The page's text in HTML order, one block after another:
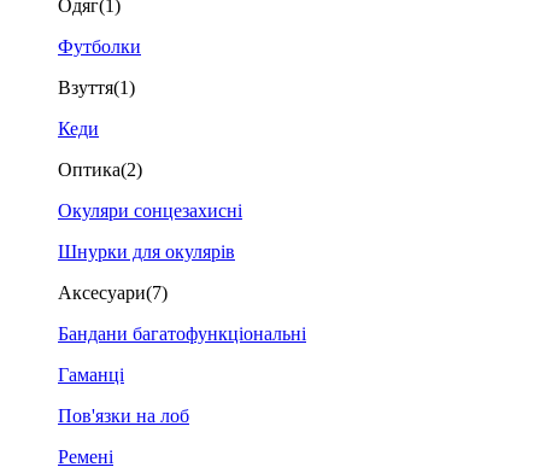
Одяг(1)
Футболки
Взуття(1)
Кеди
Оптика(2)
Окуляри сонцезахисні
Шнурки для окулярів
Аксесуари(7)
Бандани багатофункціональні
Гаманці
Пов'язки на лоб
Ремені